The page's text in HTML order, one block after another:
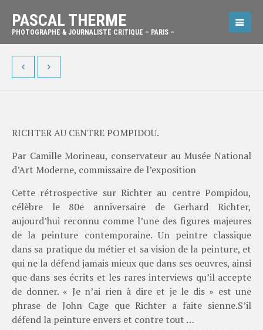
PASCAL THERME
PHOTOGRAPHE & JOURNALISTE CRITIQUE – PARIS –
RICHTER AU CENTRE POMPIDOU.
Par Camille Morineau, conservateur au Musée National
d’Art Moderne, commissaire de l’exposition
Cette rétrospective sur Richter au centre Pompidou,
célèbre le 80e anniversaire de Gerhard Richter,
aujourd’hui reconnu comme l’une des figures majeures
de la peinture contemporaine. Un peintre classique
dans sa pratique du métier et sa vision de la peinture, et
qui ne la défend jamais mieux que dans ses oeuvres, ainsi
que dans ses écrits et les rares interviews qu’il accepte
de donner. « Je n’ai rien à dire et je le dis » est une
phrase de John Cage que Richter a faite sienne.S’il
défend la peinture envers et contre tout …